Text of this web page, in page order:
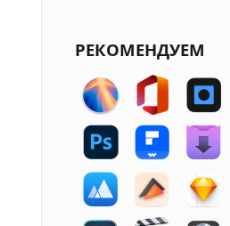
РЕКОМЕНДУЕМ